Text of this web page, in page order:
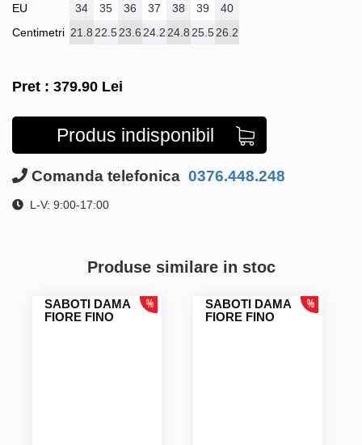
EU
Centimetri
34 35 36 37 38 39
40
21.8 22.523.6 24.2 24.8 25.526.2
Pret : 379.90 Lei
Produs indisponibil
Comanda telefonica 0376.448.248
L-V: 9:00-17:00
Produse similare in stoc
SABOTI DAMA
FIORE FINO
SABOTI DAMA
FIORE FINO